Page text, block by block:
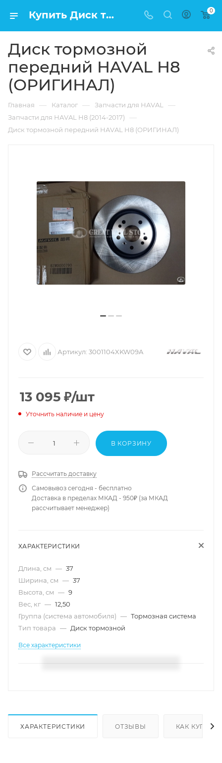
Купить Диск тормозной передний HAVAL H8 (ОРИГИНАЛ) в Москве по низкой цене 0
Диск тормозной
передний HAVAL H8
(ОРИГИНАЛ)
Главная — Каталог — Запчасти для HAVAL —
Запчасти для HAVAL H8 (2014-2017) —
Диск тормозной передний HAVAL H8 (ОРИГИНАЛ)
Артикул: 3001104XKW09A
13 095 ₽/шт
Уточнить наличие и цену
В КОРЗИНУ
Рассчитать доставку
Самовывоз сегодня - бесплатно
Доставка в пределах МКАД - 950₽ (за МКАД
рассчитывает менеджер)
ХАРАКТЕРИСТИКИ
Длина, см — 37
Ширина, см — 37
Высота, см — 9
Вес, кг — 12,50
Группа (система автомобиля) — Тормозная система
Тип товара — Диск тормозной
Все характеристики
ХАРАКТЕРИСТИКИ ОТЗЫВЫ КАК КУПИТЬ